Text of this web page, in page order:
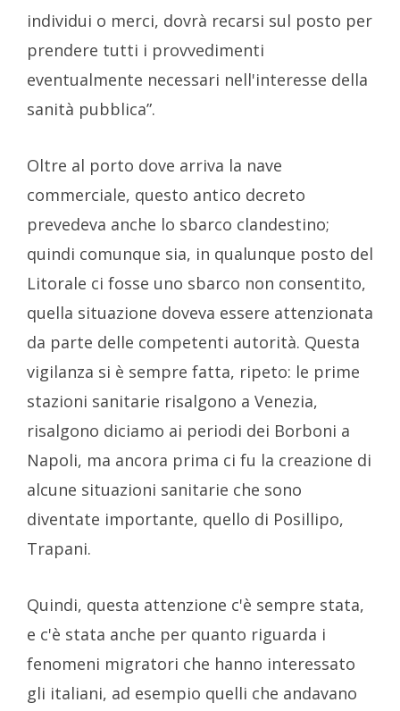
individui o merci, dovrà recarsi sul posto per
prendere tutti i provvedimenti
eventualmente necessari nell'interesse della
sanità pubblica”.
Oltre al porto dove arriva la nave
commerciale, questo antico decreto
prevedeva anche lo sbarco clandestino;
quindi comunque sia, in qualunque posto del
Litorale ci fosse uno sbarco non consentito,
quella situazione doveva essere attenzionata
da parte delle competenti autorità. Questa
vigilanza si è sempre fatta, ripeto: le prime
stazioni sanitarie risalgono a Venezia,
risalgono diciamo ai periodi dei Borboni a
Napoli, ma ancora prima ci fu la creazione di
alcune situazioni sanitarie che sono
diventate importante, quello di Posillipo,
Trapani.
Quindi, questa attenzione c'è sempre stata,
e c'è stata anche per quanto riguarda i
fenomeni migratori che hanno interessato
gli italiani, ad esempio quelli che andavano